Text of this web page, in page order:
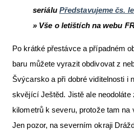
seriálu Představujeme čs.
» Vše o letištích na webu
Po krátké přestávce a případném
baru můžete vyrazit obdivovat z
Švýcarsko a při dobré viditelnosti i
skvějící Ještěd. Jistě ale neodoláte
kilometrů k severu, protože tam na
Jen pozor, na severním okraji